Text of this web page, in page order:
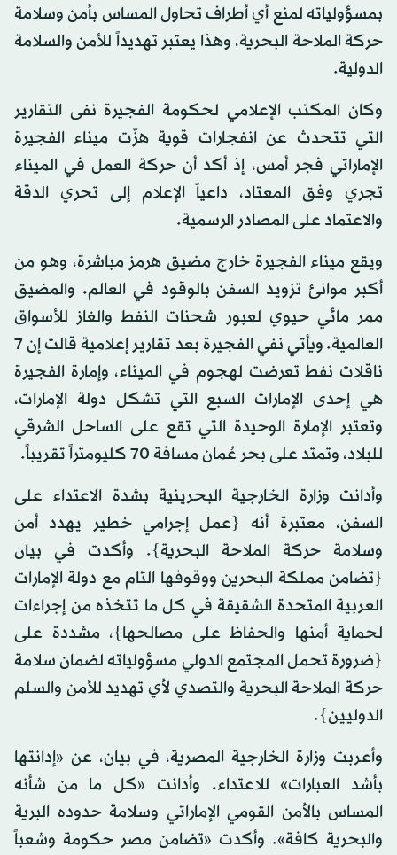
بمسؤولياته لمنع أي أطراف تحاول المساس بأمن وسلامة
حركة الملاحة البحرية، وهذا يعتبر تهديداً للأمن والسلامة
الدولية.
وكان المكتب الإعلامي لحكومة الفجيرة نفى التقارير
التي تتحدث عن انفجارات قوية هزّت ميناء الفجيرة
الإماراتي فجر أمس، إذ أكد أن حركة العمل في الميناء
تجري وفق المعتاد، داعياً الإعلام إلى تحري الدقة
والاعتماد على المصادر الرسمية.
ويقع ميناء الفجيرة خارج مضيق هرمز مباشرة، وهو من
أكبر موانئ تزويد السفن بالوقود في العالم. والمضيق
ممر مائي حيوي لعبور شحنات النفط والغاز للأسواق
العالمية. ويأتي نفي الفجيرة بعد تقارير إعلامية قالت إن 7
ناقلات نفط تعرضت لهجوم في الميناء، وإمارة الفجيرة
هي إحدى الإمارات السبع التي تشكل دولة الإمارات،
وتعتبر الإمارة الوحيدة التي تقع على الساحل الشرقي
للبلاد، وتمتد على بحر عُمان مسافة 70 كليومتراً تقريباً.
وأدانت وزارة الخارجية البحرينية بشدة الاعتداء على
السفن، معتبرة أنه {عمل إجرامي خطير يهدد أمن
وسلامة حركة الملاحة البحرية}. وأكدت في بيان
{تضامن مملكة البحرين ووقوفها التام مع دولة الإمارات
العربية المتحدة الشقيقة في كل ما تتخذه من إجراءات
لحماية أمنها والحفاظ على مصالحها}، مشددة على
{ضرورة تحمل المجتمع الدولي مسؤولياته لضمان سلامة
حركة الملاحة البحرية والتصدي لأي تهديد للأمن والسلم
الدوليين}.
وأعربت وزارة الخارجية المصرية، في بيان، عن «إدانتها
بأشد العبارات» للاعتداء. وأدانت «كل ما من شأنه
المساس بالأمن القومي الإماراتي وسلامة حدوده البرية
والبحرية كافة». وأكدت «تضامن مصر حكومة وشعباً